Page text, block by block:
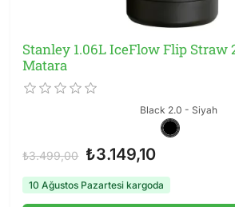
Stanley 1.06L IceFlow Flip Straw
Matara
Black 2.0 - Siyah
₺3.499,00 ₺3.149,10
10 Ağustos Pazartesi kargoda